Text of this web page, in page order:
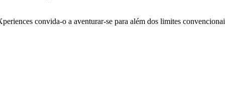
convida-o a aventurar-se para além dos limites